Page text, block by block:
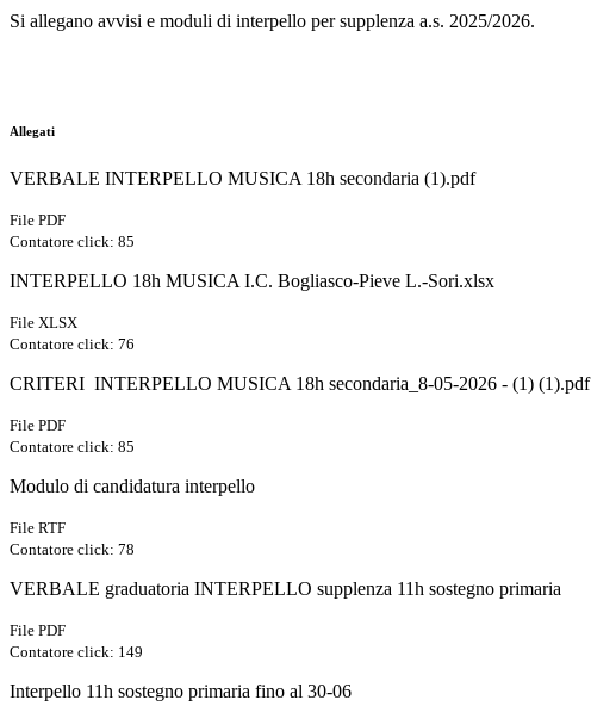
Si allegano avvisi e moduli di interpello per supplenza a.s. 2025/2026.
Allegati
VERBALE INTERPELLO MUSICA 18h secondaria (1).pdf
File PDF
Contatore click: 85
INTERPELLO 18h MUSICA I.C. Bogliasco-Pieve L.-Sori.xlsx
File XLSX
Contatore click: 76
CRITERI INTERPELLO MUSICA 18h secondaria_8-05-2026 - (1) (1).pdf
File PDF
Contatore click: 85
Modulo di candidatura interpello
File RTF
Contatore click: 78
VERBALE graduatoria INTERPELLO supplenza 11h sostegno primaria
File PDF
Contatore click: 149
Interpello 11h sostegno primaria fino al 30-06